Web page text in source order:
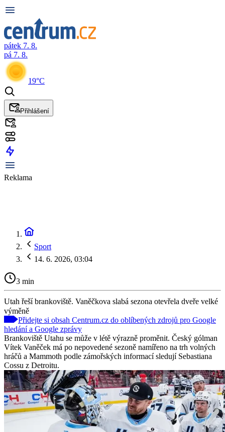
pátek 7. 8.
pá 7. 8.
19°C
Přihlášení
Reklama
Sport
14. 6. 2026, 03:04
3 min
Utah řeší brankoviště. Vaněčkova slabá sezona otevřela dveře velké
výměně
Přidejte si obsah Centrum.cz do oblíbených zdrojů pro Google
hledání a Google zprávy
Brankoviště Utahu se může v létě výrazně proměnit. Český gólman
Vítek Vaněček má po nepovedené sezoně namířeno na trh volných
hráčů a Mammoth podle zámořských informací sledují Sebastiana
Cossu z Detroitu.